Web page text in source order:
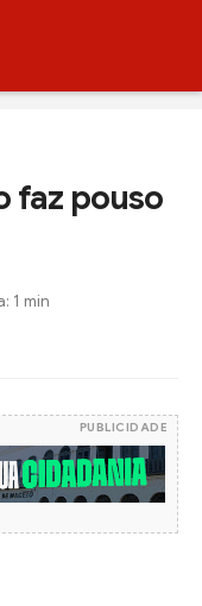
faz pouso
1 min
PUBLICIDADE